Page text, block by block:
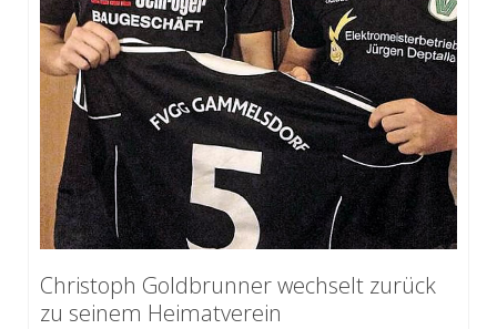
Christoph Goldbrunner wechselt zurück
zu seinem Heimatverein